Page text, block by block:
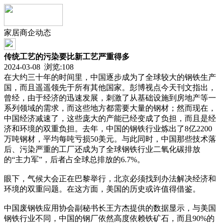
家居商企动态
传统工艺的污染要比新工艺严重得多
2024-03-08 浏览:108
在大约三十年的时间里，中国逐步成为了全球较大的钢铁生产
国，而且遥遥领先于所有其他国家。彭博视点今天刊文指出，
曾经，由于经济的迅速发展，刺激了从基础设施到房地产等一
系列领域的需求，而这些地方都需要大量的钢材；然而现在，
中国经济减速了，这些庞大的产能已经变成了负担，而且是经
济和环境的双重负担。去年，中国的钢铁行业炼出了8亿2200
万吨钢材，平均每吨亏损50美元。与此同时，中国那些技术落
后、污染严重的工厂还成为了全球钢铁行业二氧化碳排放
的“主力军”，后者占全球总排放的6.7%。
眼下，气候大会正在巴黎举行，北京必须找到办法解决经济和
环境的双重问题。在这方面，美国的历史或许值得借鉴。
中国废钢铁应用协会副秘书长王方杰提供的数据显示，与美国
钢铁行业不同，中国的钢厂依然高度依赖铁矿石，而且90%的